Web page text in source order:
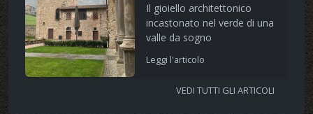
Il gioiello architettonico
incastonato nel verde di una
valle da sogno
Leggi l'articolo
VEDI TUTTI GLI ARTICOLI